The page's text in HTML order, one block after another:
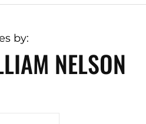
by:
NELSON